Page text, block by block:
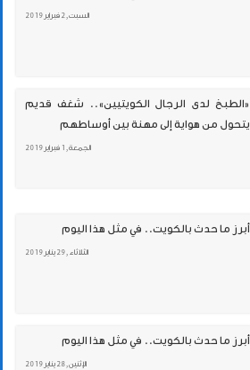
السبت , 2 فبراير 2019
«الطبخ لدى الرجال الكويتيين».. شغف قديم
يتحول من هواية إلى مهنة بين أوساطهم
الجمعة , 1 فبراير 2019
أبرز ما حدث بالكويت.. في مثل هذا اليوم
الثلاثاء , 29 يناير 2019
أبرز ما حدث بالكويت.. في مثل هذا اليوم
الإثنين , 28 يناير 2019